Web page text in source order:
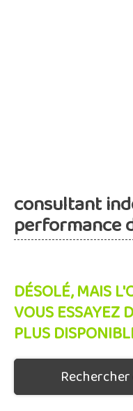
consultant
performance
DÉSOLÉ, MAIS
VOUS ESSAYEZ
PLUS